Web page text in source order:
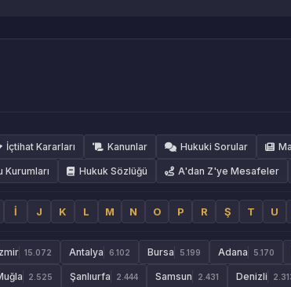
İçtihat Kararları Kanunlar Hukuki Sorular
Kurumları Hukuk Sözlüğü A'dan Z'ye Mesafeler
İ J K L M N O P R Ş T U
15.072 Antalya 6.102 Bursa 5.199 Adana 5.170
2.525 Şanlıurfa 2.444 Samsun 2.431 Denizli